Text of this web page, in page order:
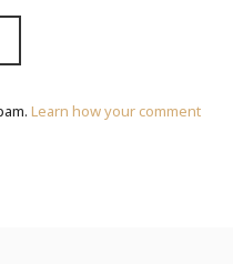
Learn how your comment